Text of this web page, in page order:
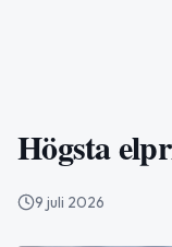
Högsta
9 juli 2026